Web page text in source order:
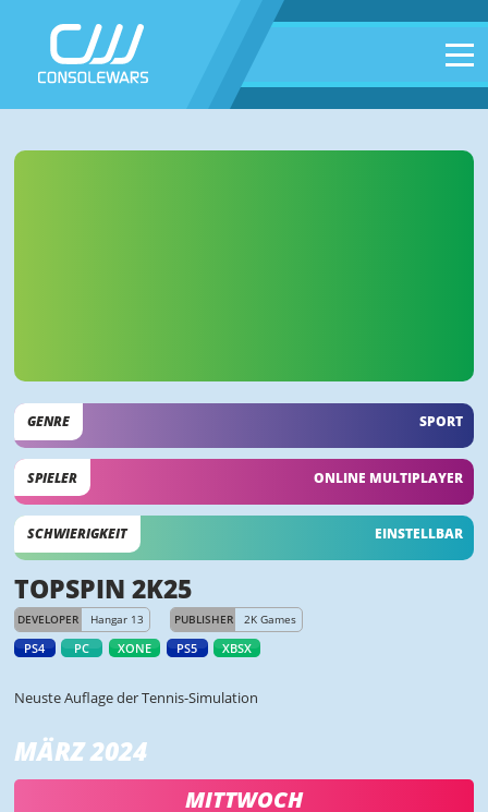
GENRE SPORT
SPIELER ONLINE MULTIPLAYER
SCHWIERIGKEIT EINSTELLBAR
TOPSPIN 2K25
DEVELOPER Hangar 13 PUBLISHER 2K Games
PS4 PC XONE PS5 XBSX
Neuste Auflage der Tennis-Simulation
MÄRZ 2024
MITTWOCH